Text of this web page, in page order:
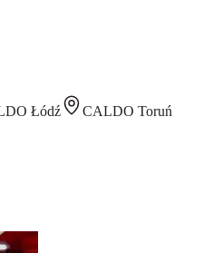
Łódź
CALDO Toruń